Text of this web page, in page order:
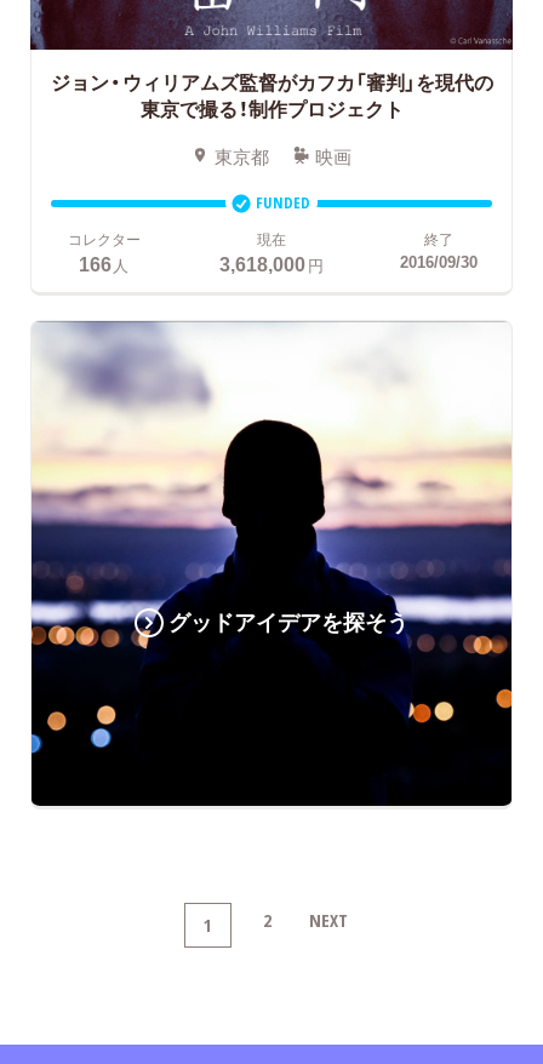
ジョン・ウィリアムズ監督がカフカ「審判」を現代の
東京で撮る！制作プロジェクト
東京都 映画
FUNDED
コレクター
166 人
現在
3,618,000円
終了
2016/09/30
グッドアイデアを探そう
1 2 NEXT